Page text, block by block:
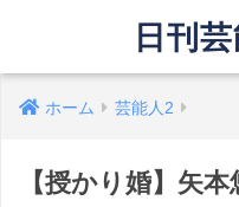
日刊
ホーム 芸能人2
【授かり婚】矢